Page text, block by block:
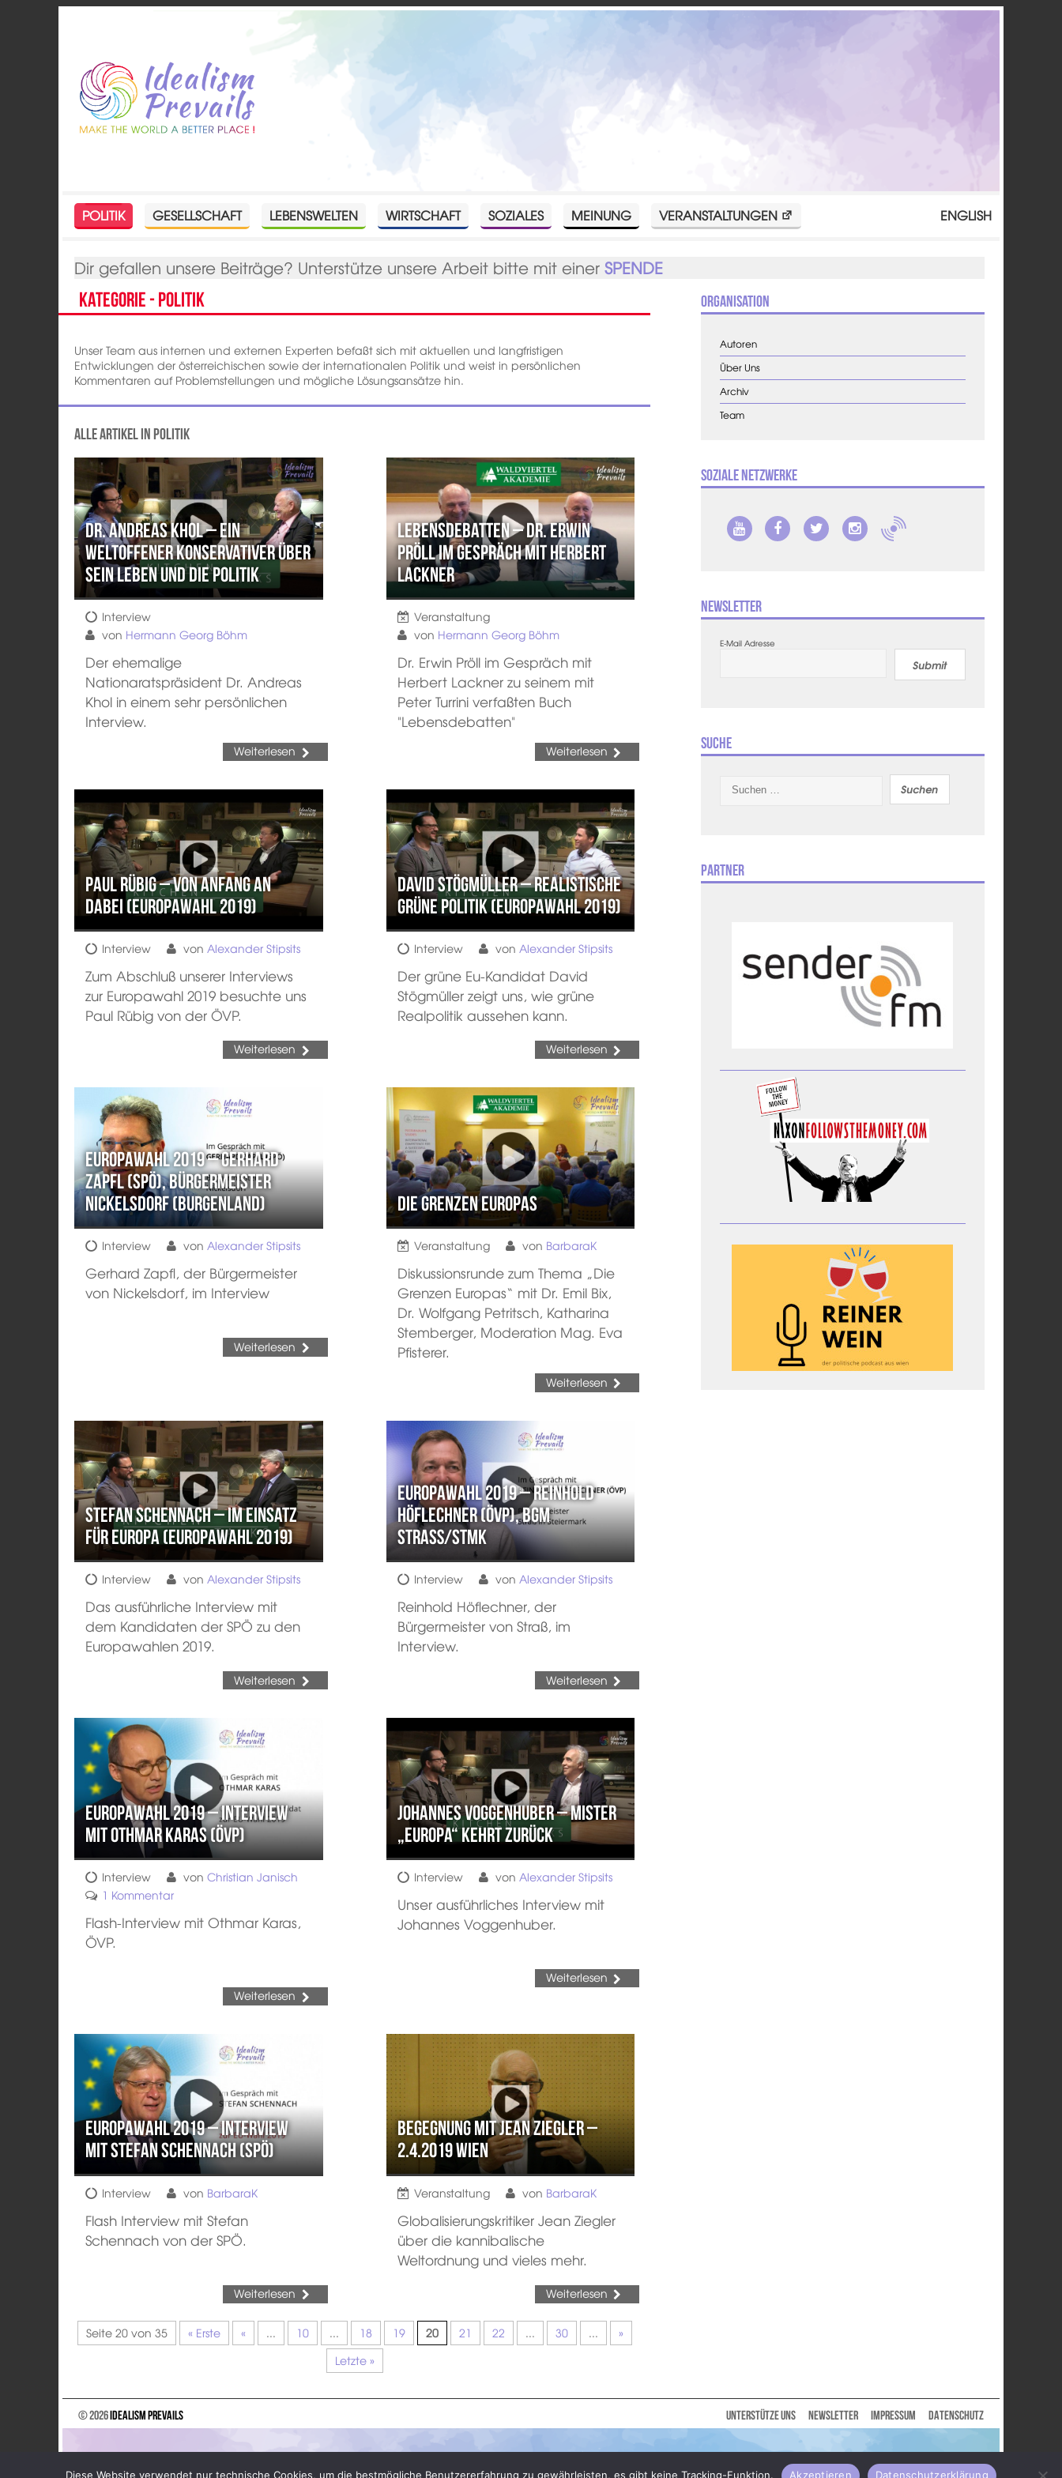
POLITIK GESELLSCHAFT LEBENSWELTEN WIRTSCHAFT SOZIALES MEINUNG VERANSTALTUNGEN ENGLISH
Dir gefallen unsere Beiträge? Unterstütze unsere Arbeit bitte mit einerSPENDE
Kategorie - Politik
Unser Team aus internen und externen Experten befaßt sich mit aktuellen und langfristigen
Entwicklungen der österreichischen sowie der internationalen Politik und weist in persönlichen
Kommentaren auf Problemstellungen und mögliche Lösungsansätze hin.
Alle Artikel in Politik
Dr. Andreas Khol – Ein
weltoffener Konservativer über
sein Leben und die Politik
Interview
von Hermann Georg Böhm
Der ehemalige
Nationaratspräsident Dr. Andreas
Khol in einem sehr persönlichen
Interview.
Weiterlesen
Lebensdebatten – Dr. Erwin
Pröll im Gespräch mit Herbert
Lackner
Veranstaltung
von Hermann Georg Böhm
Dr. Erwin Pröll im Gespräch mit
Herbert Lackner zu seinem mit
Peter Turrini verfaßten Buch
"Lebensdebatten"
Weiterlesen
Paul Rübig – Von Anfang an
dabei (Europawahl 2019)
Interview vonAlexander Stipsits
Zum Abschluß unserer Interviews
zur Europawahl 2019 besuchte uns
Paul Rübig von der ÖVP.
Weiterlesen
David Stögmüller – Realistische
grüne Politik (Europawahl 2019)
Interview von Alexander Stipsits
Der grüne Eu-Kandidat David
Stögmüller zeigt uns, wie grüne
Realpolitik aussehen kann.
Weiterlesen
Europawahl 2019 – Gerhard
Zapfl (SPÖ), Bürgermeister
Nickelsdorf (Burgenland)
Interview vonAlexander Stipsits
Gerhard Zapfl, der Bürgermeister
von Nickelsdorf, im Interview
Weiterlesen
Die Grenzen Europas
Veranstaltung von BarbaraK
Diskussionsrunde zum Thema „Die
Grenzen Europas“ mit Dr. Emil Bix,
Dr. Wolfgang Petritsch, Katharina
Stemberger, Moderation Mag. Eva
Pfisterer.
Weiterlesen
Stefan Schennach – Im Einsatz
für Europa (Europawahl 2019)
Interview vonAlexander Stipsits
Das ausführliche Interview mit
dem Kandidaten der SPÖ zu den
Europawahlen 2019.
Weiterlesen
Europawahl 2019 – Reinhold
Höflechner (ÖVP), BGM
Straß/Stmk
Interview von Alexander Stipsits
Reinhold Höflechner, der
Bürgermeister von Straß, im
Interview.
Weiterlesen
Europawahl 2019 – Interview
mit Othmar Karas (ÖVP)
Interview vonChristian Janisch
1 Kommentar
Flash-Interview mit Othmar Karas,
ÖVP.
Weiterlesen
Johannes Voggenhuber – Mister
„Europa“ kehrt zurück
Interview von Alexander Stipsits
Unser ausführliches Interview mit
Johannes Voggenhuber.
Weiterlesen
Europawahl 2019 – Interview
mit Stefan Schennach (SPÖ)
Interview von BarbaraK
Flash Interview mit Stefan
Schennach von der SPÖ.
Weiterlesen
Begegnung mit Jean Ziegler –
2.4.2019 Wien
Veranstaltung von BarbaraK
Globalisierungskritiker Jean Ziegler
über die kannibalische
Weltordnung und vieles mehr.
Weiterlesen
Seite 20 von 35 « Erste « ... 10 ... 18 19 20 21 22 ... 30 ...
»
Letzte »
Organisation
Autoren
Über Uns
Archiv
Team
Soziale Netzwerke
Newsletter
E-Mail Adresse
Submit
Suche
nach:
Partner
© 2026Idealism Prevails UNTERSTÜTZE UNS NEWSLETTER IMPRESSUM DATENSCHUTZ
Diese Website verwendet nur technische Cookies, um die bestmögliche Benutzererfahrung zu gewährleisten, es gibt keine Tracking-Funktion. Akzeptieren Datenschutzerklärung